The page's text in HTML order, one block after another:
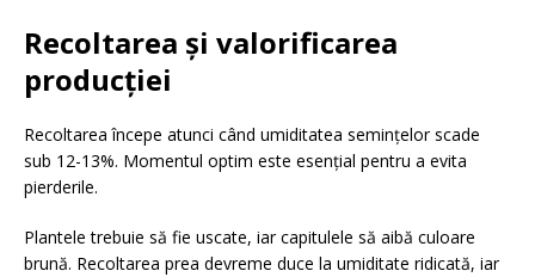
Recoltarea și valorificarea
producției
Recoltarea începe atunci când umiditatea semințelor scade
sub 12-13%. Momentul optim este esențial pentru a evita
pierderile.
Plantele trebuie să fie uscate, iar capitulele să aibă culoare
brună. Recoltarea prea devreme duce la umiditate ridicată, iar